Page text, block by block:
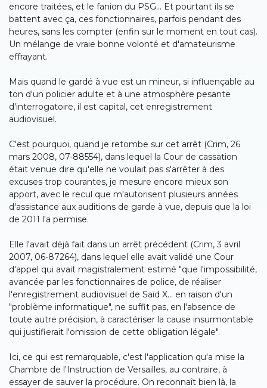
encore traitées, et le fanion du PSG... Et pourtant ils se
battent avec ça, ces fonctionnaires, parfois pendant des
heures, sans les compter (enfin sur le moment en tout cas).
Un mélange de vraie bonne volonté et d'amateurisme
effrayant.
Mais quand le gardé à vue est un mineur, si influençable au
ton d'un policier adulte et à une atmosphère pesante
d'interrogatoire, il est capital, cet enregistrement
audiovisuel.
C'est pourquoi, quand je retombe sur cet arrêt (Crim, 26
mars 2008, 07-88554), dans lequel la Cour de cassation
était venue dire qu'elle ne voulait pas s'arrêter à des
excuses trop courantes, je mesure encore mieux son
apport, avec le recul que m'autorisent plusieurs années
d'assistance aux auditions de garde à vue, depuis que la loi
de 2011 l'a permise.
Elle l'avait déjà fait dans un arrêt précédent (Crim, 3 avril
2007, 06-87264), dans lequel elle avait validé une Cour
d'appel qui avait magistralement estimé "que l'impossibilité,
avancée par les fonctionnaires de police, de réaliser
l'enregistrement audiovisuel de Saïd X... en raison d'un
"problème informatique", ne suffit pas, en l'absence de
toute autre précision, à caractériser la cause insurmontable
qui justifierait l'omission de cette obligation légale".
Ici, ce qui est remarquable, c'est l'application qu'a mise la
Chambre de l'Instruction de Versailles, au contraire, à
essayer de sauver la procédure. On reconnaît bien là, la